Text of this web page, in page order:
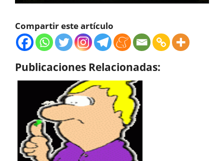
Compartir este artículo
Publicaciones Relacionadas: